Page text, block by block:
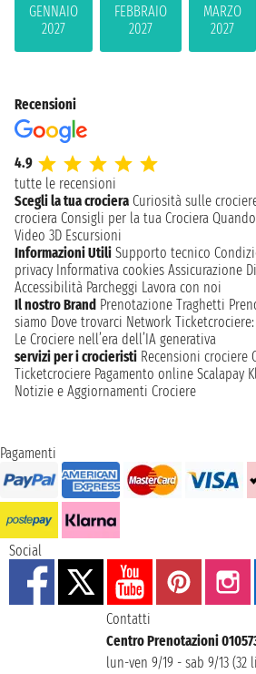
GENNAIO
2027
FEBBRAIO
2027
MARZO
2027
Recensioni
4.9
tutte le recensioni
Scegli la tua crociera Curiosità sulle
crociera Consigli per la tua Crociera
Video 3D Escursioni
Informazioni Utili Supporto tecnico
privacy Informativa cookies Assicurazione
Accessibilità Parcheggi Lavora con noi
Il nostro Brand Prenotazione Traghetti
siamo Dove trovarci Network Ticketcrociere:
Le Crociere nell’era dell’IA generativa
servizi per i crocieristi Recensioni crociere
Ticketcrociere Pagamento online Scalapay
Notizie e Aggiornamenti Crociere
Pagamenti
Social
Contatti
Centro Prenotazioni
lun-ven 9/19 - sab 9/13 (32